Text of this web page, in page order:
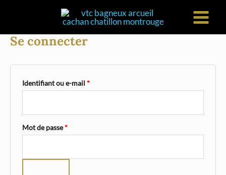
contenu
MAIN
Se connecter
Identifiant ou e-mail *Obligatoire
Mot de passe*Obligatoire